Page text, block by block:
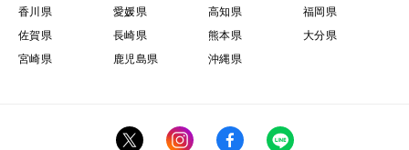
香川県
愛媛県 高知県
福岡県
佐賀県
長崎県 熊本県
大分県
宮崎県
鹿児島県 沖縄県